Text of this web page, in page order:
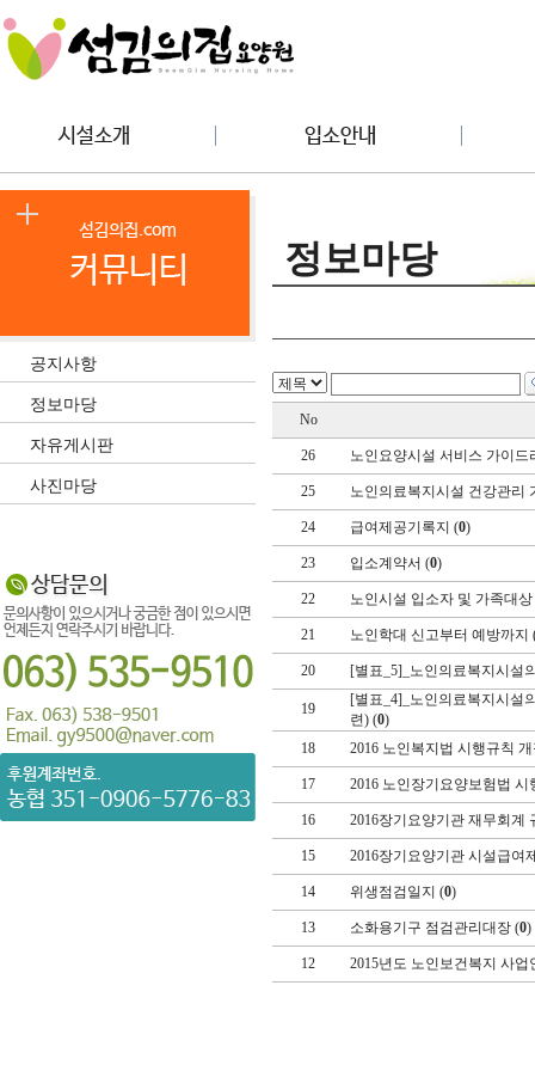
공지사항
정보마당
자유게시판
사진마당
정보마당
No
26 노인요양시설 서비스 가이드
25 노인의료복지시설 건강관리
24 급여제공기록지 (0)
23 입소계약서 (0)
22 노인시설 입소자 및 가족대
21 노인학대 신고부터 예방까지
20 [별표_5]_노인의료복지시설
19
[별표_4]_노인의료복지시설
련) (0)
18
2016 노인복지법 시행규칙
17 2016 노인장기요양보험법 시
16 2016장기요양기관 재무회계
15 2016장기요양기관 시설급여
14 위생점검일지 (0)
13 소화용기구 점검관리대장 (0)
12 2015년도 노인보건복지 사업